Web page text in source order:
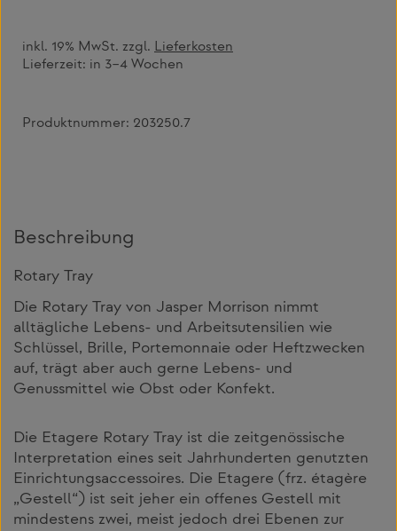
inkl. 19% MwSt. zzgl. Lieferkosten
Lieferzeit: in 3–4 Wochen
Produktnummer: 203250.7
Beschreibung
Rotary Tray
Die Rotary Tray von Jasper Morrison nimmt
alltägliche Lebens- und Arbeitsutensilien wie
Schlüssel, Brille, Portemonnaie oder Heftzwecken
auf, trägt aber auch gerne Lebens- und
Genussmittel wie Obst oder Konfekt.
Die Etagere Rotary Tray ist die zeitgenössische
Interpretation eines seit Jahrhunderten genutzten
Einrichtungsaccessoires. Die Etagere (frz. étagère
„Gestell“) ist seit jeher ein offenes Gestell mit
mindestens zwei, meist jedoch drei Ebenen zur